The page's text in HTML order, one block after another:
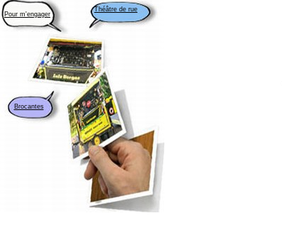
Pour m'engager
Théâtre de rue
Brocantes